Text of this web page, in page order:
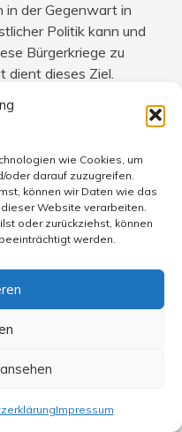
wie Cookies, um
oder darauf zuzugreifen.
können wir Daten wie das
Website verarbeiten.
oder zurückziehst, können
werden.
Impressum
in der Gegenwart in
Politik kann und
Bürgerkriege zu
dient dieses Ziel.
gegen den Terror.
bezahlt mit einer
Die USA wurden vom
Street getroffen,
als Antwort , es